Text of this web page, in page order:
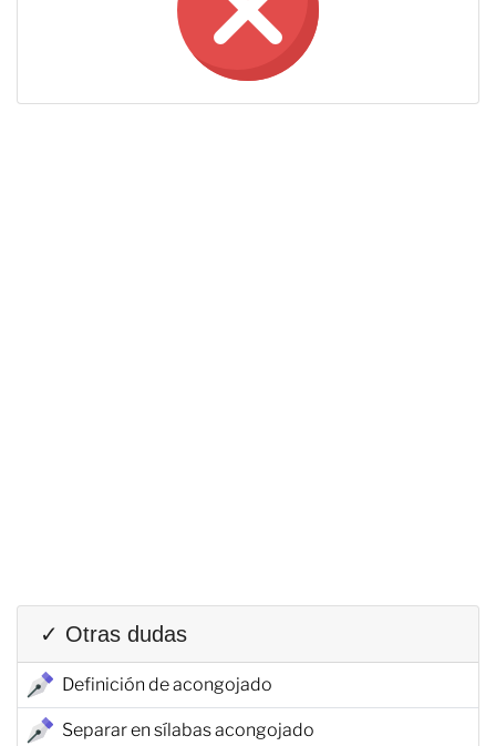
✓ Otras dudas
Definición de acongojado
Separar en sílabas acongojado